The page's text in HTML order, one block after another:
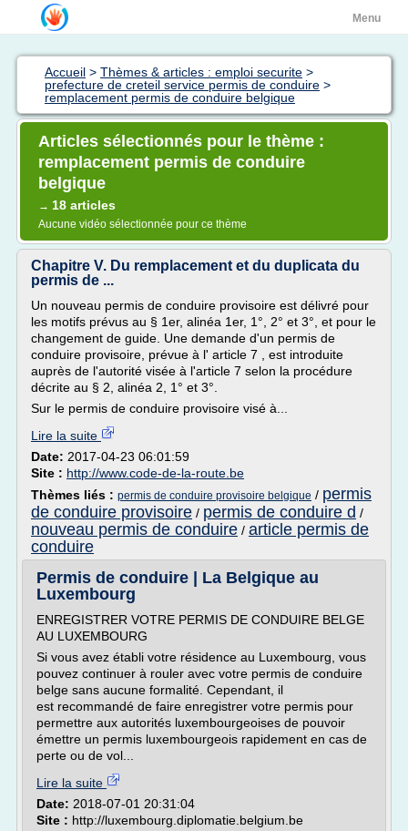
Menu
Accueil > Thèmes & articles : emploi securite >
prefecture de creteil service permis de conduire >
remplacement permis de conduire belgique
Articles sélectionnés pour le thème :
remplacement permis de conduire
belgique
→ 18 articles
Aucune vidéo sélectionnée pour ce thème
Chapitre V. Du remplacement et du duplicata du
permis de ...
Un nouveau permis de conduire provisoire est délivré pour
les motifs prévus au § 1er, alinéa 1er, 1°, 2° et 3°, et pour le
changement de guide. Une demande d'un permis de
conduire provisoire, prévue à l' article 7 , est introduite
auprès de l'autorité visée à l'article 7 selon la procédure
décrite au § 2, alinéa 2, 1° et 3°.
Sur le permis de conduire provisoire visé à...
Lire la suite
Date: 2017-04-23 06:01:59
Site : http://www.code-de-la-route.be
Thèmes liés : permis de conduire provisoire belgique / permis
de conduire provisoire / permis de conduire d /
nouveau permis de conduire / article permis de
conduire
Permis de conduire | La Belgique au
Luxembourg
ENREGISTRER VOTRE PERMIS DE CONDUIRE BELGE
AU LUXEMBOURG
Si vous avez établi votre résidence au Luxembourg, vous
pouvez continuer à rouler avec votre permis de conduire
belge sans aucune formalité. Cependant, il
est recommandé de faire enregistrer votre permis pour
permettre aux autorités luxembourgeoises de pouvoir
émettre un permis luxembourgeois rapidement en cas de
perte ou de vol...
Lire la suite
Date: 2018-07-01 20:31:04
Site : http://luxembourg.diplomatie.belgium.be